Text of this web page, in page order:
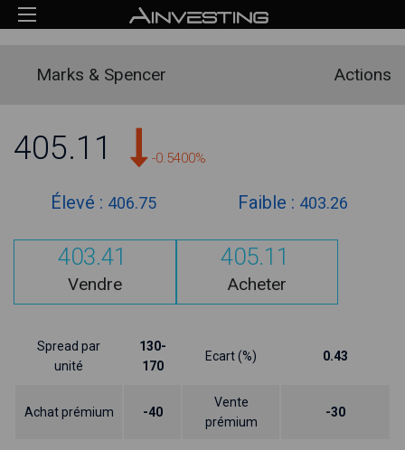
Marks & Spencer Actions
405.11 -0.5400%
Élevé : 406.75 Faible : 403.26
403.41
Vendre
405.11
Acheter
Spread par
unité
130-
170
Ecart (%) 0.43
Achat prémium -40
Vente
prémium
-30